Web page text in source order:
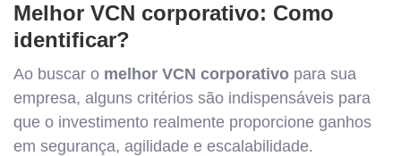
Melhor VCN corporativo: Como
identificar?
Ao buscar o melhor VCN corporativo para sua
empresa, alguns critérios são indispensáveis para
que o investimento realmente proporcione ganhos
em segurança, agilidade e escalabilidade.